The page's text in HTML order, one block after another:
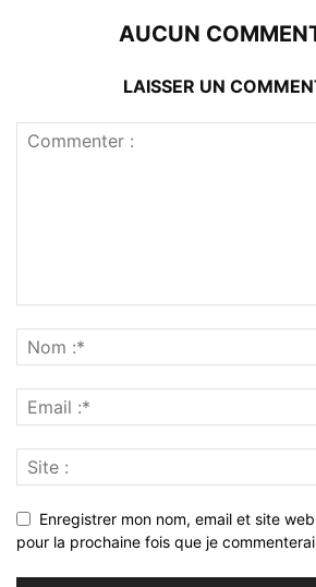
AUCUN
LAISSER UN
Enregistrer mon nom, email et site
pour la prochaine fois que je